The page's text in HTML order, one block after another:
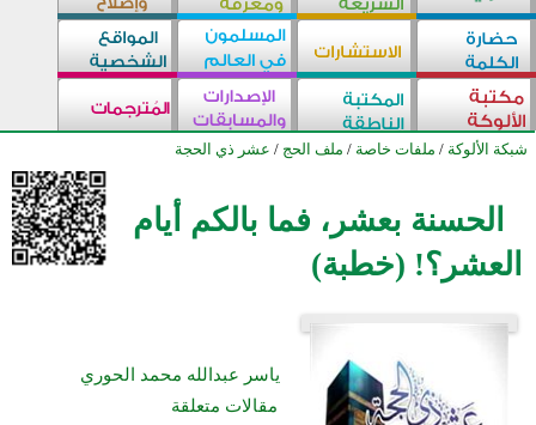
شبكة الألوكة / ملفات خاصة / ملف الحج / عشر ذي الحجة
الحسنة بعشر، فما بالكم أيام
العشر؟! (خطبة)
ياسر عبدالله محمد الحوري
مقالات متعلقة